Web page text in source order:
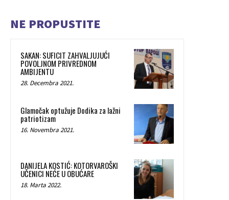
NE PROPUSTITE
SAKAN: SUFICIT ZAHVALJUJUĆI
POVOLJNOM PRIVREDNOM
AMBIJENTU
28. Decembra 2021.
Glamočak optužuje Dodika za lažni
patriotizam
16. Novembra 2021.
DANIJELA KOSTIĆ: KOTORVAROŠKI
UČENICI NEĆE U OBUĆARE
18. Marta 2022.